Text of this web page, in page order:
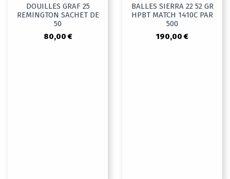
DOUILLES GRAF 25
REMINGTON SACHET DE
50
80,00 €
BALLES SIERRA 22 52 GR
HPBT MATCH 1410C PAR
500
190,00 €